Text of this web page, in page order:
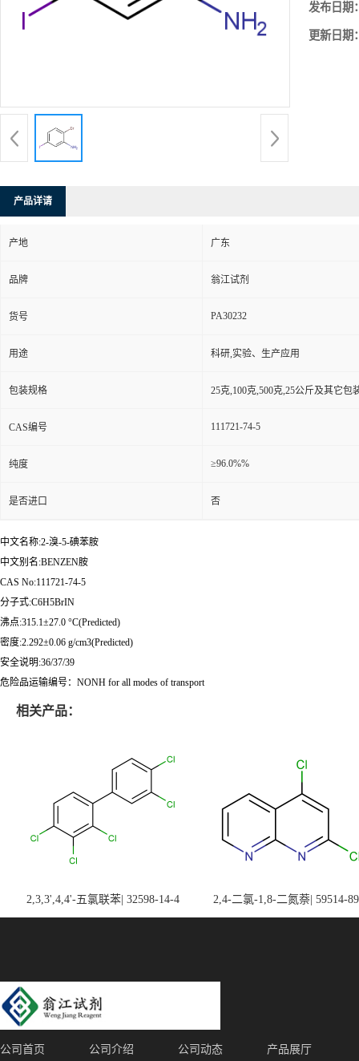
发布日期
更新日期
产品详请
产地 广东
品牌 翁江试剂
货号 PA30232
用途 科研,实验、生产应用
包装规格 25克,100克,500克,25公斤及其它包
CAS编号 111721-74-5
纯度 ≥96.0%%
是否进口 否
中文名称:2-溴-5-碘苯胺
中文别名:BENZEN胺
CAS No:111721-74-5
分子式:C6H5BrIN
沸点:315.1±27.0 °C(Predicted)
密度:2.292±0.06 g/cm3(Predicted)
安全说明:36/37/39
危险品运输编号：NONH for all modes of transport
相关产品：
2,3,3',4,4'-五氯联苯| 32598-14-4 2,4-二氯-1,8-二氮萘| 59514-
公司首页 公司介绍 公司动态 产品展厅